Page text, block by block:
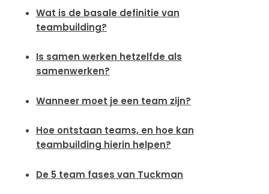
Wat is de basale definitie van
teambuilding?
Is samen werken hetzelfde als
samenwerken?
Wanneer moet je een team zijn?
Hoe ontstaan teams, en hoe kan
teambuilding hierin helpen?
De 5 team fases van Tuckman